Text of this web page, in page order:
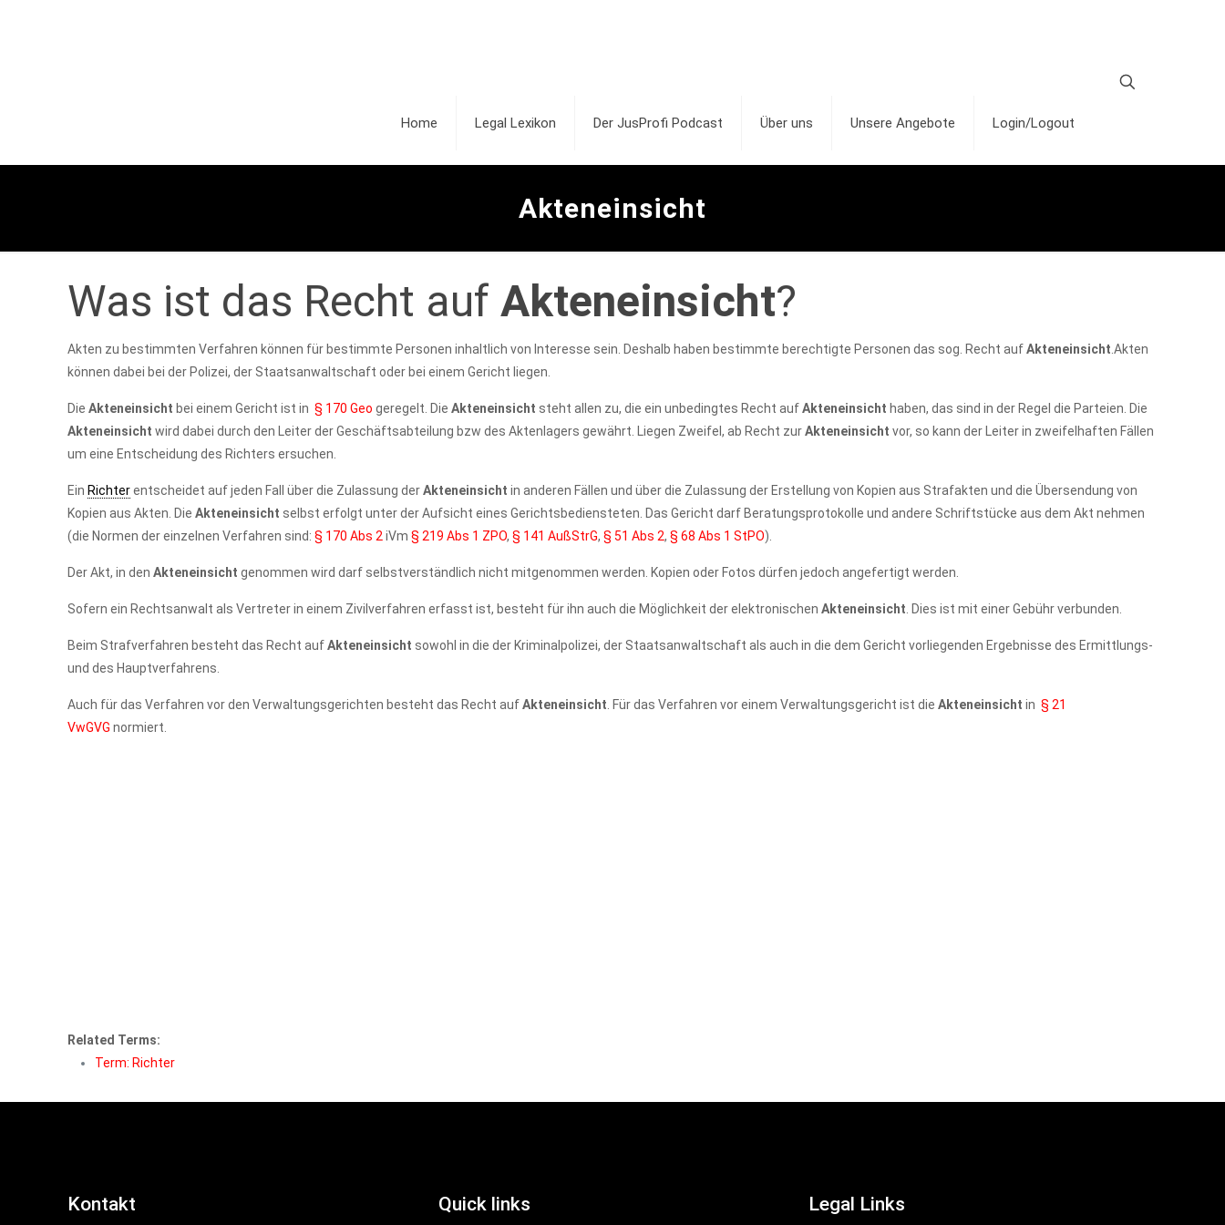
Home Legal Lexikon Der JusProfi Podcast Über uns Unsere Angebote Login/Logout
Akteneinsicht
Was ist das Recht aufAkteneinsicht?
Akten zu bestimmten Verfahren können für bestimmte Personen inhaltlich von Interesse sein. Deshalb haben bestimmte berechtigte Personen das sog. Recht aufAkteneinsicht .Akten
können dabei bei der Polizei, der Staatsanwaltschaft oder bei einem Gericht liegen.
DieAkteneinsicht bei einem Gericht ist in§ 170 Geo geregelt. DieAkteneinsicht steht allen zu, die ein unbedingtes Recht aufAkteneinsicht haben, das sind in der Regel die Parteien. Die
Akteneinsichtwird dabei durch den Leiter der Geschäftsabteilung bzw des Aktenlagers gewährt. Liegen Zweifel, ab Recht zurAkteneinsichtvor, so kann der Leiter in zweifelhaften Fällen
um eine Entscheidung des Richters ersuchen.
Ein Richterentscheidet auf jeden Fall über die Zulassung derAkteneinsichtin anderen Fällen und über die Zulassung der Erstellung von Kopien aus Strafakten und die Übersendung von
Kopien aus Akten. DieAkteneinsicht selbst erfolgt unter der Aufsicht eines Gerichtsbediensteten. Das Gericht darf Beratungsprotokolle und andere Schriftstücke aus dem Akt nehmen
(die Normen der einzelnen Verfahren sind:§ 170 Abs 2 iVm§ 219 Abs 1 ZPO,§ 141 AußStrG,§ 51 Abs 2,§ 68 Abs 1 StPO).
Der Akt, in denAkteneinsichtgenommen wird darf selbstverständlich nicht mitgenommen werden. Kopien oder Fotos dürfen jedoch angefertigt werden.
Sofern ein Rechtsanwalt als Vertreter in einem Zivilverfahren erfasst ist, besteht für ihn auch die Möglichkeit der elektronischenAkteneinsicht . Dies ist mit einer Gebühr verbunden.
Beim Strafverfahren besteht das Recht aufAkteneinsicht sowohl in die der Kriminalpolizei, der Staatsanwaltschaft als auch in die dem Gericht vorliegenden Ergebnisse des Ermittlungs-
und des Hauptverfahrens.
Auch für das Verfahren vor den Verwaltungsgerichten besteht das Recht aufAkteneinsicht . Für das Verfahren vor einem Verwaltungsgericht ist dieAkteneinsichtin§ 21
VwGVGnormiert.
Related Terms:
Term: Richter
Kontakt Quick links Legal Links